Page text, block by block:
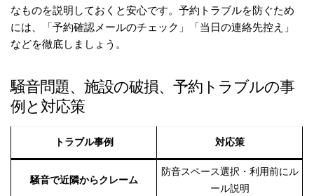
なものを説明しておくと安心です。予約トラブルを防ぐため
には、「予約確認メールのチェック」「当日の連絡先控え」
などを徹底しましょう。
騒音問題、施設の破損、予約トラブルの事
例と対応策
トラブル事例 対応策
騒音で近隣からクレーム
防音スペース選択・利用前にル
ール説明